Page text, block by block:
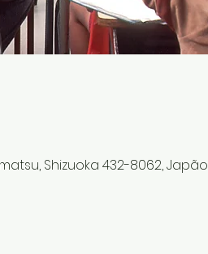
Shizuoka 432-8062, Japão